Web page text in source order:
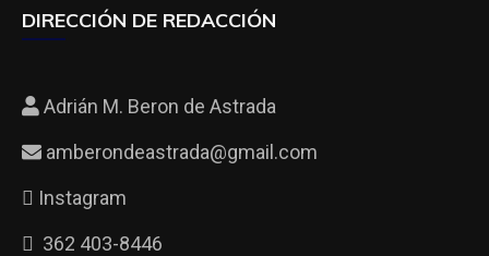
DIRECCIÓN DE REDACCIÓN
Adrián M. Beron de Astrada
amberondeastrada@gmail.com
Instagram
362 403-8446